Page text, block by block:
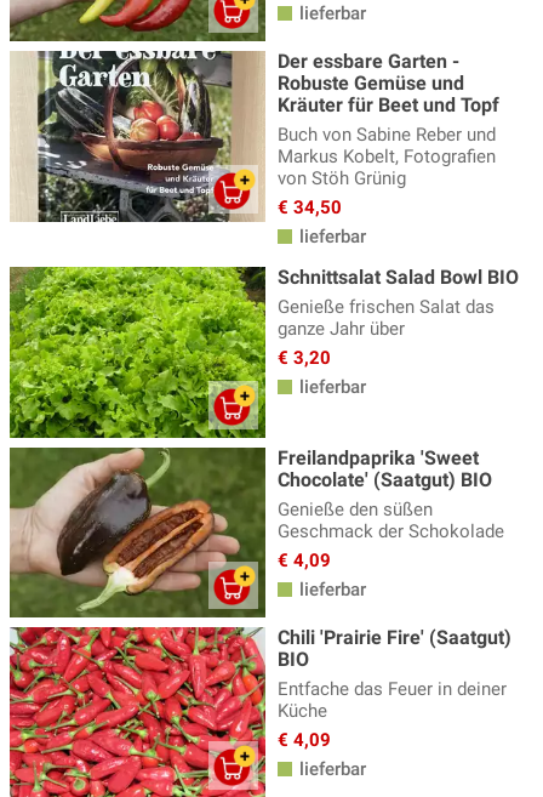
Küchenkräuter Samen(60)
Kürbissamen (35)
Lauchsamen(5)
Mais Samen(7)
Mangold Samen(12)
Melonen Samen(10)
Microgreens, Keimlinge(16)
Minigemüse für Balkon und Terrasse(21)
Okra Samen(4)
Paprika Samen
Pastinaken Samen
Petersilie Samen(5)
Physalis Samen(6)
Radieschen Samen
Rasensamen
Rettich(12)
Ringelblume(12)
Rote Bete Samen(12)
Saatkartoffeln
lieferbar
Der essbare Garten -
Robuste Gemüse und
Kräuter für Beet und Topf
Buch von Sabine Reber und
Markus Kobelt, Fotografien
von Stöh Grünig
€ 34,50
lieferbar
Schnittsalat Salad Bowl BIO
Genieße frischen Salat das
ganze Jahr über
€ 3,20
lieferbar
Freilandpaprika 'Sweet
Chocolate' (Saatgut) BIO
Genieße den süßen
Geschmack der Schokolade
€ 4,09
lieferbar
Chili 'Prairie Fire' (Saatgut)
BIO
Entfache das Feuer in deiner
Küche
€ 4,09
lieferbar